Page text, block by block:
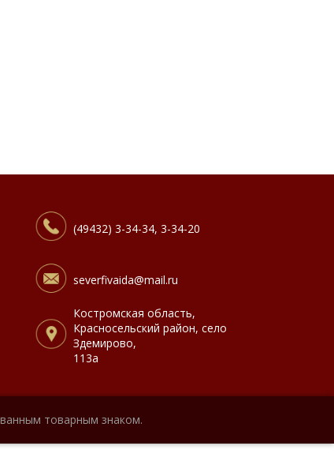
(49432) 3-34-34, 3-34-20
severfivaida@mail.ru
Костромская область,
Красносельский район, село
Здемирово,
113а
товарным знаком.